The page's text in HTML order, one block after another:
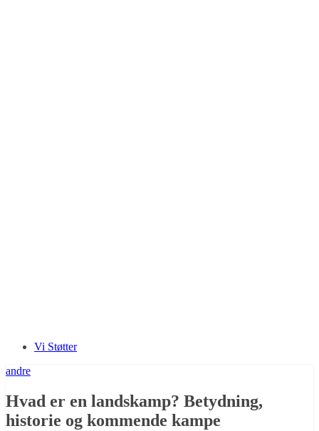
Vi Støtter
andre
Hvad er en landskamp? Betydning,
historie og kommende kampe